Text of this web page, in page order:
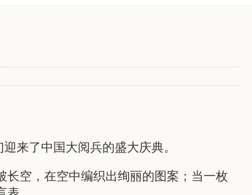
来了中国大阅兵的盛大庆典。
空，在空中编织出绚丽的图案；当一枚